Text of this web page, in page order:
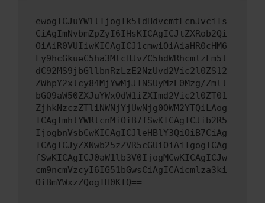
ewogICJuYW1lIjogIk5ldHdvcmtFcnJvciIs
CiAgImNvbmZpZyI6IHsKICAgICJtZXRob2Qi
OiAiR0VUIiwKICAgICJ1cmwiOiAiaHR0cHM6
Ly9hcGkueC5ha3MtcHJvZC5hdWRhcmlzLm5l
dC92MS9jbGllbnRzLzE2NzUvd2Vic2l0ZS12
ZWhpY2xlcy84MjYwMjJTNSUyMzE0Mzg/Zmll
bGQ9aW50ZXJuYWxOdW1iZXImd2Vic2l0ZT01
ZjhkNzczZTliNWNjYjUwNjg0OWM2YTQiLAog
ICAgImhlYWRlcnMiOiB7fSwKICAgICJib2R5
IjogbnVsbCwKICAgICJleHBlY3QiOiB7CiAg
ICAgICJyZXNwb25zZVR5cGUiOiAiIgogICAg
fSwKICAgICJ0aW1lb3V0IjogMCwKICAgICJw
cm9ncmVzcyI6IG51bGwsCiAgICAicmlza3ki
OiBmYWxzZQogIH0KfQ==